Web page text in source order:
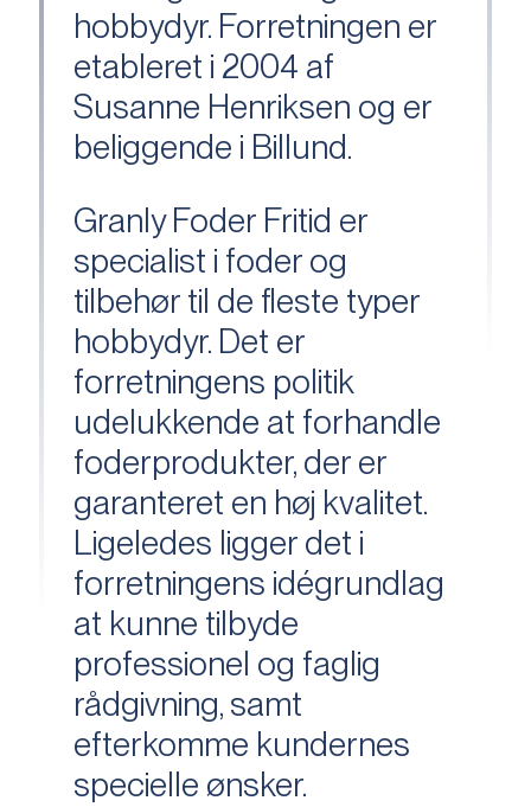
hobbydyr. Forretningen er
etableret i 2004 af
Susanne Henriksen og er
beliggende i Billund.
Granly Foder Fritid er
specialist i foder og
tilbehør til de fleste typer
hobbydyr. Det er
forretningens politik
udelukkende at forhandle
foderprodukter, der er
garanteret en høj kvalitet.
Ligeledes ligger det i
forretningens idégrundlag
at kunne tilbyde
professionel og faglig
rådgivning, samt
efterkomme kundernes
specielle ønsker.